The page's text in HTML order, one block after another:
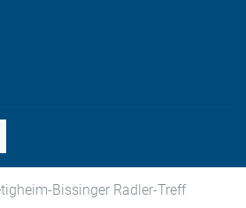
Bissinger Radler-Treff